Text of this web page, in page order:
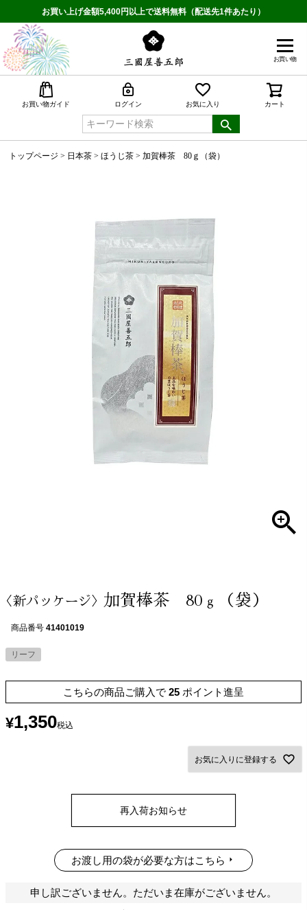
お買い上げ金額5,400円以上で送料無料（配送先1件あたり）
お買い物
お買い物ガイド ログイン お気に入り カート
トップページ 日本茶 ほうじ茶 加賀棒茶 80ｇ（袋）
〈新パッケージ〉 加賀棒茶 80ｇ（袋）
商品番号 41401019
リーフ
こちらの商品ご購入で 25 ポイント進呈
¥1,350税込
お気に入りに登録する
再入荷お知らせ
お渡し用の袋が必要な方はこちら
申し訳ございません。ただいま在庫がございません。